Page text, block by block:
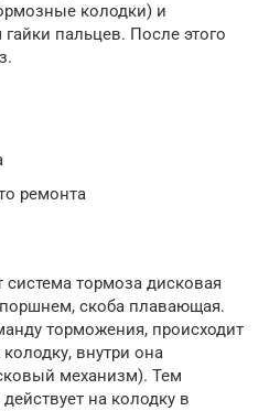
колодки) и
пальцев. После этого
ремонта
система тормоза дисковая
скоба плавающая.
торможения, происходит
внутри она
механизм). Тем
на колодку в